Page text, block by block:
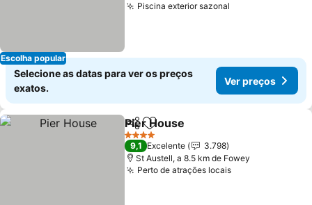
Escolha popular
Piscina exterior sazonal
Selecione as datas para ver os preços
exatos.
Ver preços
PartilharAdicionar aos favoritos
Pier House
4 Estrelas
9,1 Excelente
3.798
St Austell, a 8.5 km de Fowey
Perto de atrações locaisVer preços